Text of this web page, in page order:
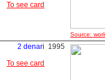
To see card
Source:
2 denari
To see card
1995